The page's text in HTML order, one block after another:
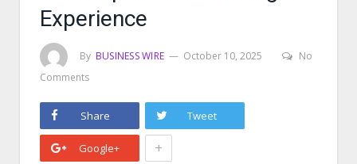
Experience
By BUSINESS WIRE October 10, 2025
No
Comments
Share Tweet
Google+ +